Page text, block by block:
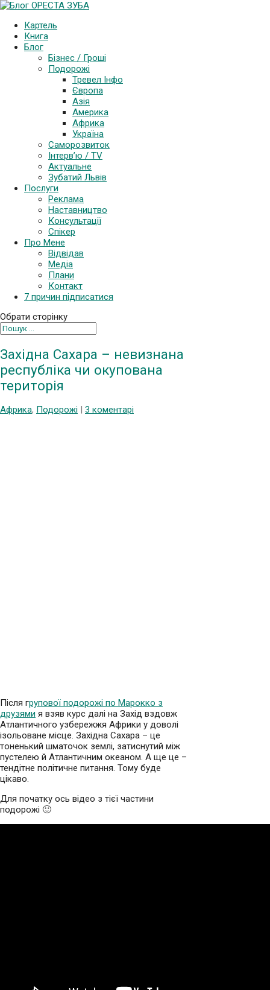
Картель
Книга
Блог
Бізнес / Гроші
Подорожі
Тревел Інфо
Європа
Азія
Америка
Африка
Україна
Саморозвиток
Інтерв’ю / TV
Актуальне
Зубатий Львів
Послуги
Реклама
Наставництво
Консультації
Спікер
Про Мене
Відвідав
Медіа
Плани
Контакт
7 причин підписатися
Обрати сторінку
Західна Сахара – невизнана
республіка чи окупована
територія
Африка, Подорожі 3 коментарі
Після групової подорожі по Марокко з
друзями я взяв курс далі на Захід вздовж
Атлантичного узбережжя Африки у доволі
ізольоване місце. Західна Сахара – це
тоненький шматочок землі, затиснутий між
пустелею й Атлантичним океаном. А ще це –
тендітне політичне питання. Тому буде
цікаво.
Для початку ось відео з тієї частини
подорожі 🙂